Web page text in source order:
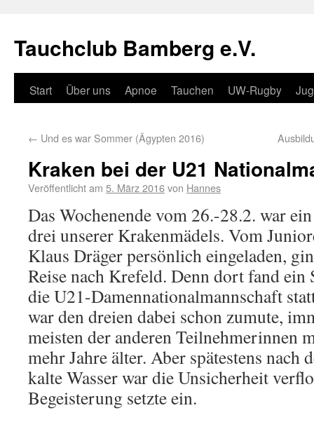
Tauchclub Bamberg e.V.
Start Über uns Apnoe Tauchen UW-Rugby
← Und es war Sommer (Ägypten 2016)
Kraken bei der U21
Veröffentlicht am 5. März 2016von Hannes
Das Wochenende vom 26.-28.2. war
drei unserer Krakenmädels. Vom
Klaus Dräger persönlich eingeladen,
Reise nach Krefeld. Denn dort fand
die U21-Damen­national­mannschaft
war den dreien dabei schon zumute,
meisten der anderen Teilnehmerinnen
mehr Jahre älter. Aber spätestens nach
kalte Wasser war die Unsicherheit
Begeisterung setzte ein.